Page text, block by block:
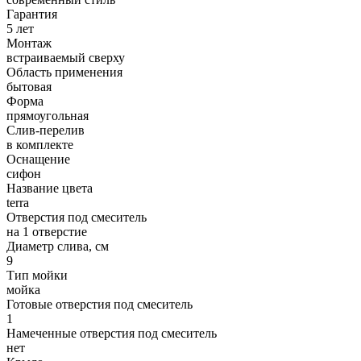
Гарантия
5 лет
Монтаж
встраиваемый сверху
Область применения
бытовая
Форма
прямоугольная
Слив-перелив
в комплекте
Оснащение
сифон
Название цвета
terra
Отверстия под смеситель
на 1 отверстие
Диаметр слива, см
9
Тип мойки
мойка
Готовые отверстия под смеситель
1
Намеченные отверстия под смеситель
нет